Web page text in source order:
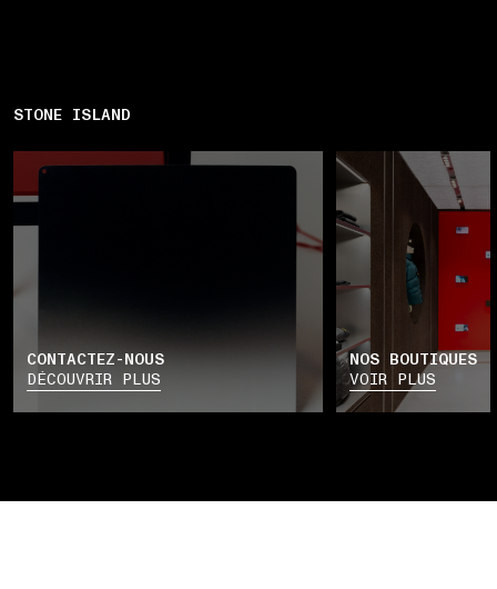
STONE ISLAND
CONTACTEZ-NOUS
DÉCOUVRIR PLUS
NOS BOUTIQUES
VOIR PLUS